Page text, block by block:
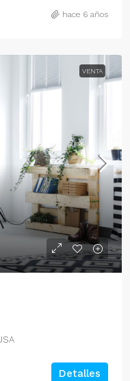
hace 6 años
VENTA
Detalles